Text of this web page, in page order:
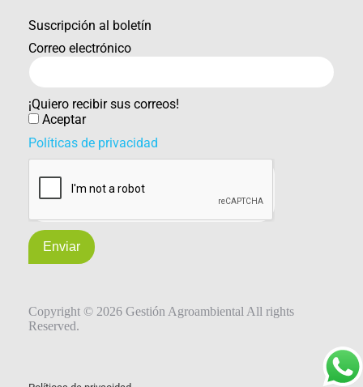
Suscripción al boletín
Correo electrónico
¡Quiero recibir sus correos!
Aceptar
Políticas de privacidad
Enviar
Copyright © 2026 Gestión Agroambiental All rights
Reserved.